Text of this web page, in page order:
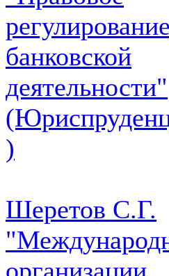
регулирование
банковской
деятельности"
)
Шеретов С.Г.